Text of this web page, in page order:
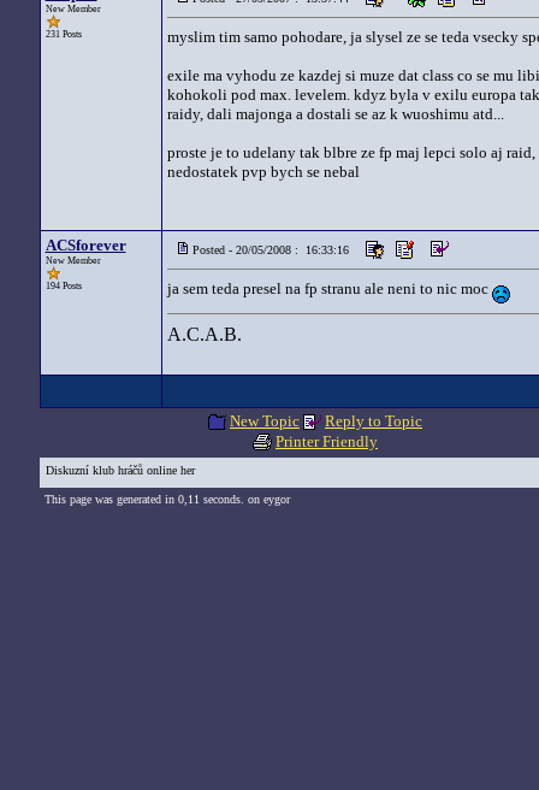
New Member
231 Posts myslim tim samo pohodare, ja slysel ze se teda vsecky
exile ma vyhodu ze kazdej si muze dat class co se mu
kohokoli pod max. levelem. kdyz byla v exilu europa
raidy, dali majonga a dostali se az k wuoshimu atd...
proste je to udelany tak blbre ze fp maj lepci solo aj
nedostatek pvp bych se nebal
ACSforever
New Member
194 Posts
Posted - 20/05/2008 : 16:33:16
ja sem teda presel na fp stranu ale neni to nic moc
A.C.A.B.
New Topic
Reply to Topic
Printer Friendly
Diskuzní klub hráčů online her
This page was generated in 0,11 seconds. on eygor